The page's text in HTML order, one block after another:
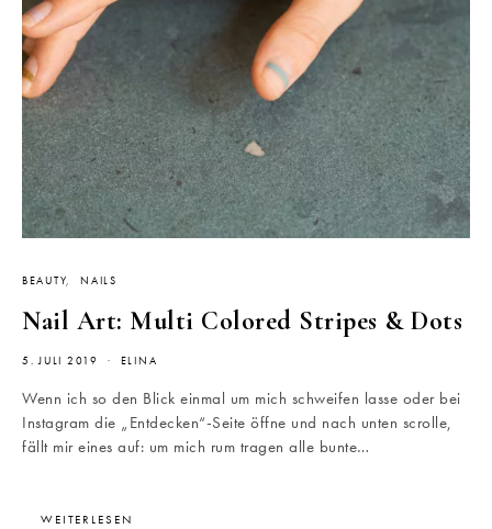
BEAUTY NAILS
Nail Art: Multi Colored Stripes & Dots
5. JULI 2019 ELINA
Wenn ich so den Blick einmal um mich schweifen lasse oder bei
Instagram die „Entdecken“-Seite öffne und nach unten scrolle,
fällt mir eines auf: um mich rum tragen alle bunte…
WEITERLESEN